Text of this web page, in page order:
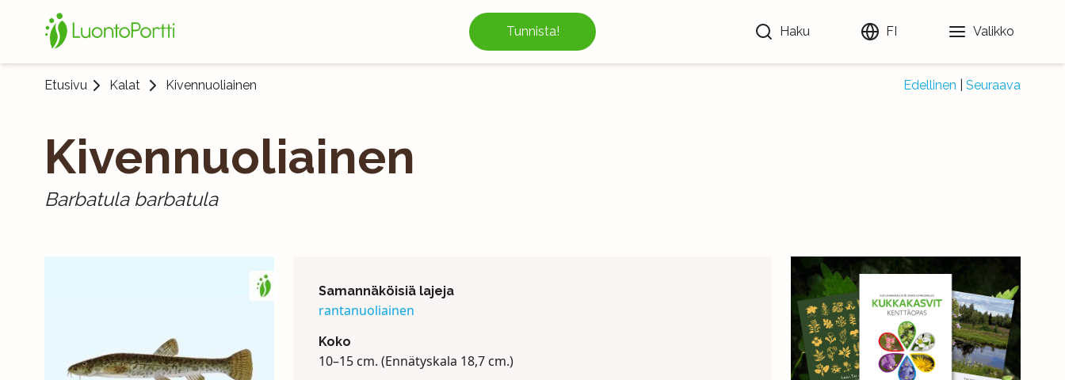
Tunnista! Haku FI Valikko
Etusivu Kalat Kivennuoliainen Edellinen Seuraava
Kivennuoliainen
Barbatula barbatula
Samannäköisiä lajeja
rantanuoliainen
Koko
10–15 cm. (Ennätyskala 18,7 cm.)